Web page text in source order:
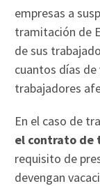
empresas a
tramitación de
de sus
cuantos días
trabajadores
En el caso de
el contrato de
requisito de
devengan